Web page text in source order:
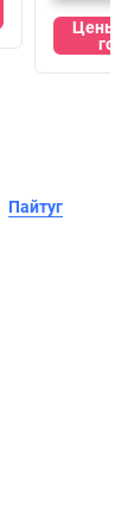
Цены в
Пайтуг